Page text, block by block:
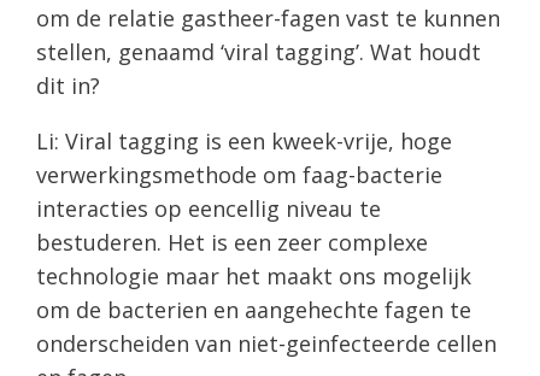
om de relatie gastheer-fagen vast te kunnen
stellen, genaamd ‘viral tagging’. Wat houdt
dit in?
Li: Viral tagging is een kweek-vrije, hoge
verwerkingsmethode om faag-bacterie
interacties op eencellig niveau te
bestuderen. Het is een zeer complexe
technologie maar het maakt ons mogelijk
om de bacterien en aangehechte fagen te
onderscheiden van niet-geinfecteerde cellen